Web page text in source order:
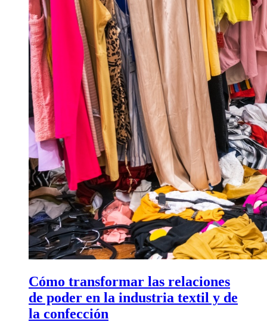
Cómo transformar las relaciones
de poder en la industria textil y de
la confección